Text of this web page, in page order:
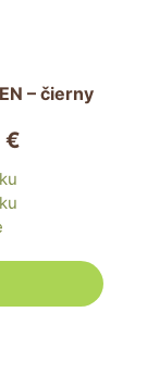
– čierny
€